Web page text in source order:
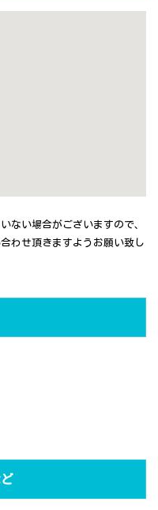
ない場合がございますので、
わせ頂きますようお願い致し